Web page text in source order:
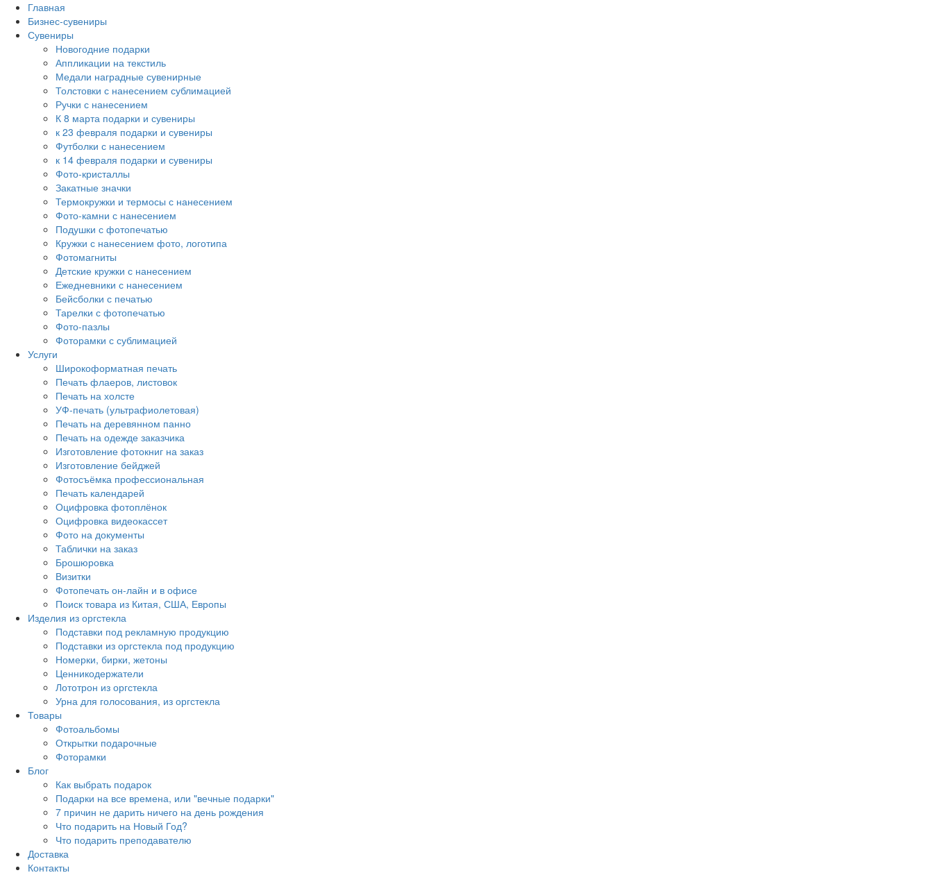
Главная
Бизнес-сувениры
Сувениры
Новогодние подарки
Аппликации на текстиль
Медали наградные сувенирные
Толстовки с нанесением сублимацией
Ручки с нанесением
К 8 марта подарки и сувениры
к 23 февраля подарки и сувениры
Футболки с нанесением
к 14 февраля подарки и сувениры
Фото-кристаллы
Закатные значки
Термокружки и термосы с нанесением
Фото-камни с нанесением
Подушки с фотопечатью
Кружки с нанесением фото, логотипа
Фотомагниты
Детские кружки с нанесением
Ежедневники с нанесением
Бейсболки с печатью
Тарелки с фотопечатью
Фото-пазлы
Фоторамки с сублимацией
Услуги
Широкоформатная печать
Печать флаеров, листовок
Печать на холсте
УФ-печать (ультрафиолетовая)
Печать на деревянном панно
Печать на одежде заказчика
Изготовление фотокниг на заказ
Изготовление бейджей
Фотосъёмка профессиональная
Печать календарей
Оцифровка фотоплёнок
Оцифровка видеокассет
Фото на документы
Таблички на заказ
Брошюровка
Визитки
Фотопечать он-лайн и в офисе
Поиск товара из Китая, США, Европы
Изделия из оргстекла
Подставки под рекламную продукцию
Подставки из оргстекла под продукцию
Номерки, бирки, жетоны
Ценникодержатели
Лототрон из оргстекла
Урна для голосования, из оргстекла
Товары
Фотоальбомы
Открытки подарочные
Фоторамки
Блог
Как выбрать подарок
Подарки на все времена, или "вечные подарки"
7 причин не дарить ничего на день рождения
Что подарить на Новый Год?
Что подарить преподавателю
Доставка
Контакты